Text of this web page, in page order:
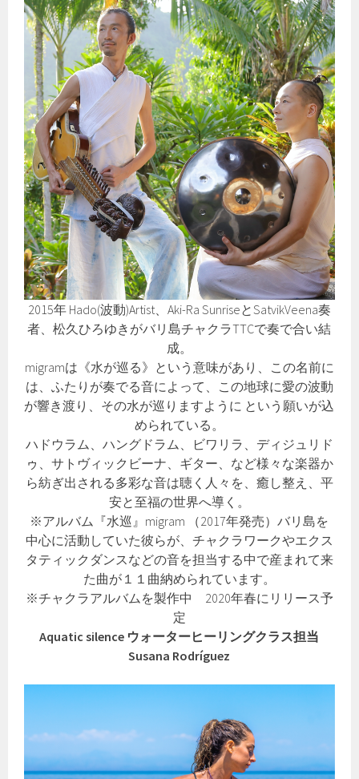
2015年 Hado(波動)Artist、Aki-Ra SunriseとSatvikVeena奏
者、松久ひろゆきがバリ島チャクラTTCで奏で合い結
成。
migramは《水が巡る》という意味があり、この名前に
は、ふたりが奏でる音によって、この地球に愛の波動
が響き渡り、その水が巡りますように という願いが込
められている。
ハドウラム、ハングドラム、ビワリラ、ディジュリド
ゥ、サトヴィックビーナ、ギター、など様々な楽器か
ら紡ぎ出される多彩な音は聴く人々を、癒し整え、平
安と至福の世界へ導く。
※アルバム『水巡』migram （2017年発売）バリ島を
中心に活動していた彼らが、チャクラワークやエクス
タティックダンスなどの音を担当する中で産まれて来
た曲が１１曲納められています。
※チャクラアルバムを製作中 2020年春にリリース予
定
Aquatic silence ウォーターヒーリングクラス担当
Susana Rodríguez